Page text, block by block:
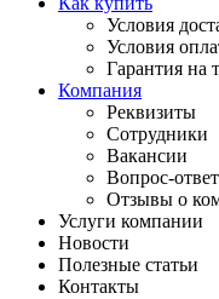
Условия
Условия
Гарантия на
Компания
Реквизиты
Сотрудники
Вакансии
Вопрос-ответ
Отзывы о
Услуги компании
Новости
Полезные статьи
Контакты